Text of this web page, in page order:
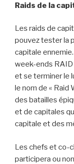
Raids de la
Les raids de
pouvez tester la
capitale
week-ends
et se terminer le
le nom de « Raid
des batailles
et de capitales
capitale et des
Les chefs et co-
participera ou